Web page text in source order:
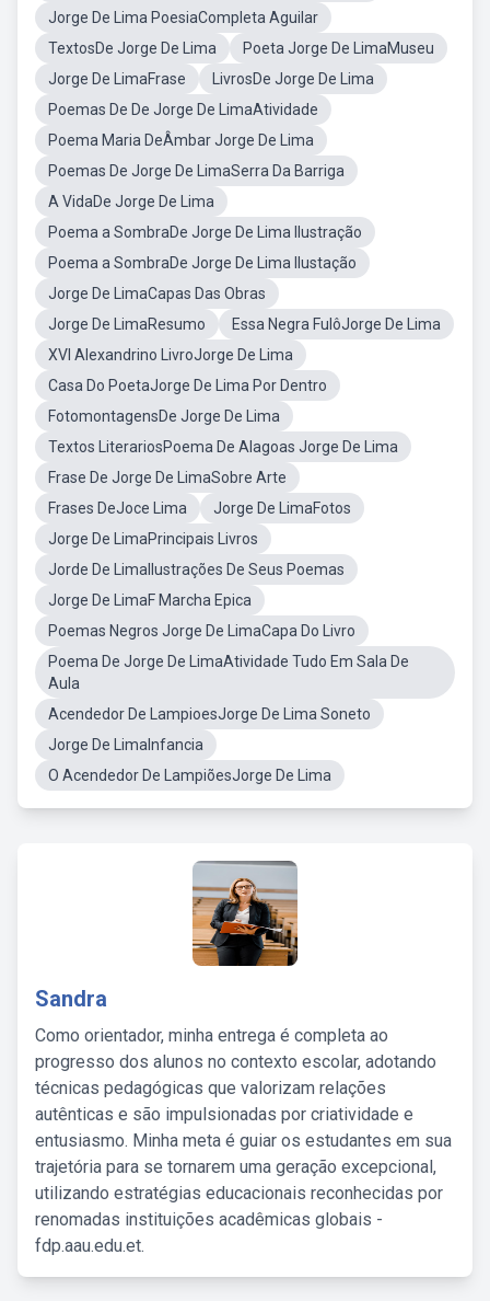
Jorge De Lima PoesiaCompleta Aguilar
TextosDe Jorge De Lima
Poeta Jorge De LimaMuseu
Jorge De LimaFrase
LivrosDe Jorge De Lima
Poemas De De Jorge De LimaAtividade
Poema Maria DeÂmbar Jorge De Lima
Poemas De Jorge De LimaSerra Da Barriga
A VidaDe Jorge De Lima
Poema a SombraDe Jorge De Lima Ilustração
Poema a SombraDe Jorge De Lima Ilustação
Jorge De LimaCapas Das Obras
Jorge De LimaResumo
Essa Negra FulôJorge De Lima
XVI Alexandrino LivroJorge De Lima
Casa Do PoetaJorge De Lima Por Dentro
FotomontagensDe Jorge De Lima
Textos LiterariosPoema De Alagoas Jorge De Lima
Frase De Jorge De LimaSobre Arte
Frases DeJoce Lima
Jorge De LimaFotos
Jorge De LimaPrincipais Livros
Jorde De LimaIlustrações De Seus Poemas
Jorge De LimaF Marcha Epica
Poemas Negros Jorge De LimaCapa Do Livro
Poema De Jorge De LimaAtividade Tudo Em Sala De
Aula
Acendedor De LampioesJorge De Lima Soneto
Jorge De LimaInfancia
O Acendedor De LampiõesJorge De Lima
Sandra
Como orientador, minha entrega é completa ao
progresso dos alunos no contexto escolar, adotando
técnicas pedagógicas que valorizam relações
autênticas e são impulsionadas por criatividade e
entusiasmo. Minha meta é guiar os estudantes em sua
trajetória para se tornarem uma geração excepcional,
utilizando estratégias educacionais reconhecidas por
renomadas instituições acadêmicas globais -
fdp.aau.edu.et.